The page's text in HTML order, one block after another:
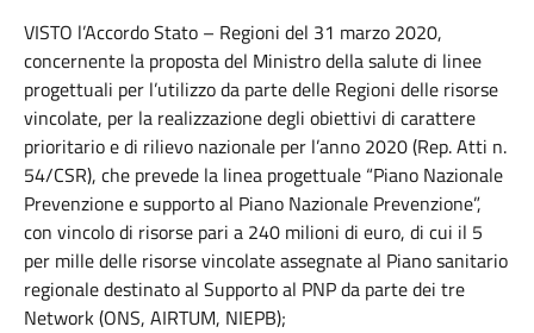
VISTO l’Accordo Stato – Regioni del 31 marzo 2020,
concernente la proposta del Ministro della salute di linee
progettuali per l’utilizzo da parte delle Regioni delle risorse
vincolate, per la realizzazione degli obiettivi di carattere
prioritario e di rilievo nazionale per l’anno 2020 (Rep. Atti n.
54/CSR), che prevede la linea progettuale “Piano Nazionale
Prevenzione e supporto al Piano Nazionale Prevenzione”,
con vincolo di risorse pari a 240 milioni di euro, di cui il 5
per mille delle risorse vincolate assegnate al Piano sanitario
regionale destinato al Supporto al PNP da parte dei tre
Network (ONS, AIRTUM, NIEPB);